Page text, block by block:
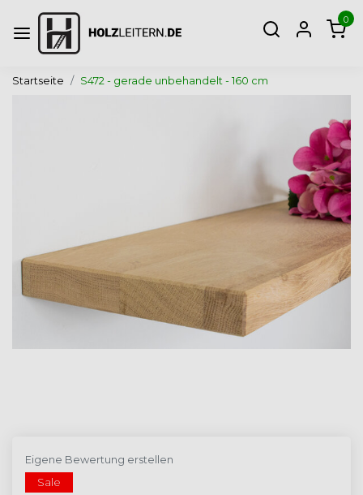
0
Startseite S472 - gerade unbehandelt - 160 cm
Eigene Bewertung erstellen
Sale